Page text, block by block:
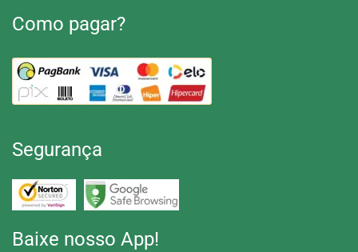
Como pagar?
Segurança
Baixe nosso App!